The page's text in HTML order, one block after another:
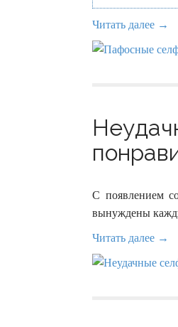
Читать далее →
С появлением
вынуждены
Читать далее →